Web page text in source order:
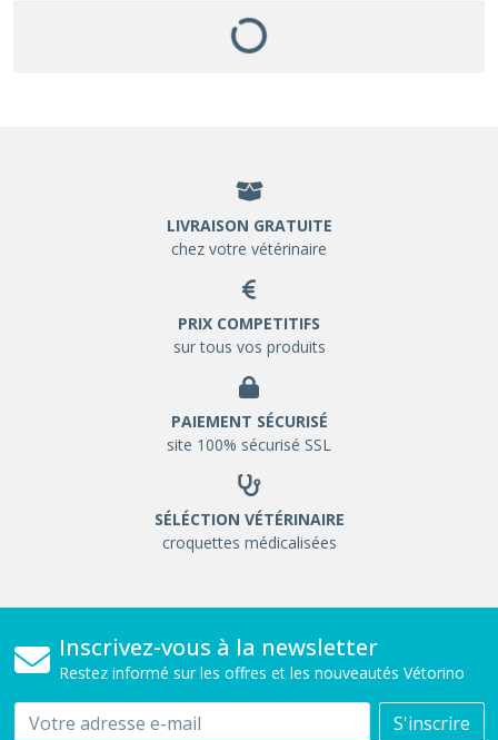
LIVRAISON GRATUITE
chez votre vétérinaire
PRIX COMPETITIFS
sur tous vos produits
PAIEMENT SÉCURISÉ
site 100% sécurisé SSL
SÉLÉCTION VÉTÉRINAIRE
croquettes médicalisées
Inscrivez-vous à la newsletter
Restez informé sur les offres et les nouveautés Vétorino
Email S'inscrire